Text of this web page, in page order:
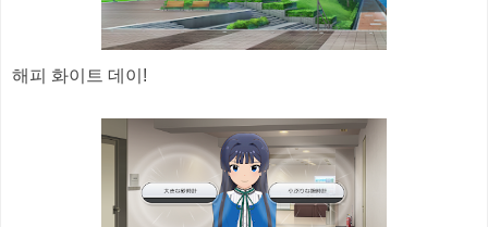
해피 화이트 데이!